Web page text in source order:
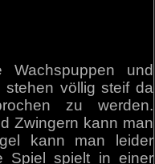
und
völlig steif da
zu werden.
Zwingern kann man
kann man leider
Spiel spielt in einer